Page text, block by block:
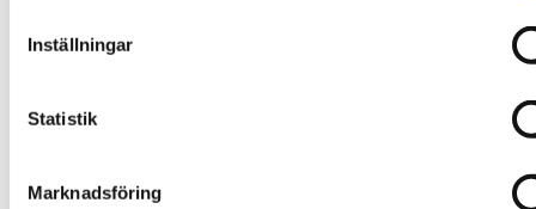
Inställningar
Statistik
Marknadsföring